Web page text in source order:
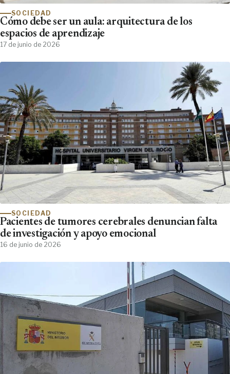
SOCIEDAD
Cómo debe ser un aula: arquitectura de los
espacios de aprendizaje
17 de junio de 2026
SOCIEDAD
Pacientes de tumores cerebrales denuncian falta
de investigación y apoyo emocional
16 de junio de 2026